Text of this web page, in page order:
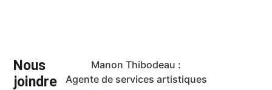
Nous
joindre
Manon Thibodeau :
Agente de services artistiques